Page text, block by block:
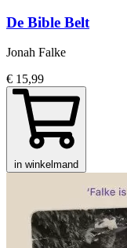
De Bible Belt
Jonah Falke
€ 15,99
in winkelmand